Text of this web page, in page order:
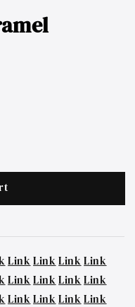
LinkLinkLinkLink
LinkLinkLinkLink
LinkLinkLinkLink